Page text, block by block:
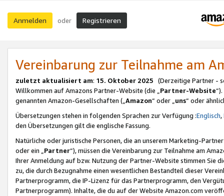
Anmelden oder Registrieren
Vereinbarung zur Teilnahme am
zuletzt aktualisiert am: 15. Oktober 2025 (Derzeitige Partner -
Willkommen auf Amazons Partner-Website (die „Partner-Website
genannten Amazon-Gesellschaften („Amazon“ oder „uns“ oder
Übersetzungen stehen in folgenden Sprachen zur Verfügung :Englisch,
den Übersetzungen gilt die englische Fassung.
Natürliche oder juristische Personen, die an unserem Marketing-
oder ein „Partner“), müssen die Vereinbarung zur Teilnahme am
Ihrer Anmeldung auf bzw. Nutzung der Partner-Website stimmen Sie
zu, die durch Bezugnahme einen wesentlichen Bestandteil dieser
Partnerprogramm, die IP-Lizenz für das Partnerprogramm, den
Partnerprogramm). Inhalte, die du auf der Website Amazon.com